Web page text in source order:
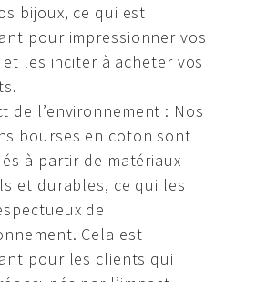
bijoux, ce qui est
pour impressionner vos
les inciter à acheter vos
de l’environnement : Nos
bourses en coton sont
à partir de matériaux
et durables, ce qui les
de
Cela est
pour les clients qui